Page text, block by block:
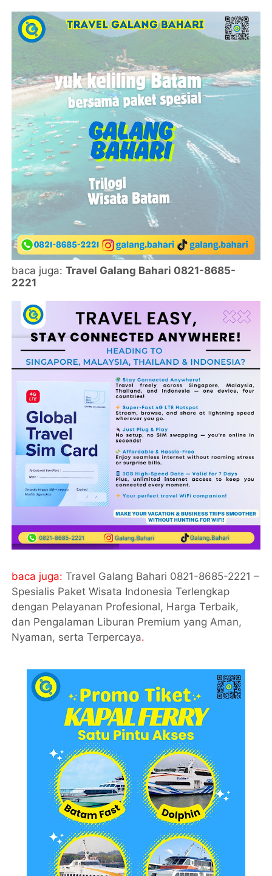
baca juga:Travel Galang Bahari 0821-8685-
2221
baca juga:Travel Galang Bahari 0821-8685-2221 –
Spesialis Paket Wisata Indonesia Terlengkap
dengan Pelayanan Profesional, Harga Terbaik,
dan Pengalaman Liburan Premium yang Aman,
Nyaman, serta Terpercaya.